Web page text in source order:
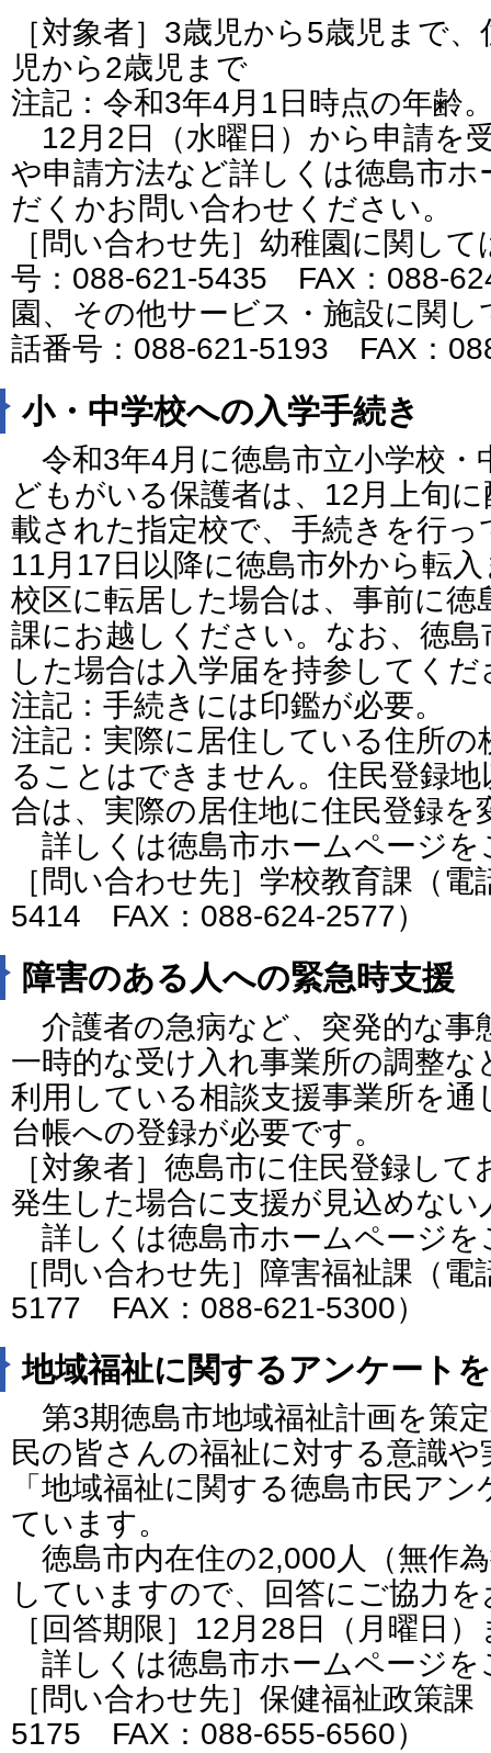
［対象者］3歳児から5歳児まで
児から2歳児まで
注記：令和3年4月1日時点の年齢
12月2日（水曜日）から申請を
や申請方法など詳しくは徳島市
だくかお問い合わせください。
［問い合わせ先］幼稚園に関し
号：088-621-5435 FAX：088-
園、その他サービス・施設に関
話番号：088-621-5193 FAX：
小・中学校への入学手続き
令和3年4月に徳島市立小学校・
どもがいる保護者は、12月上旬
載された指定校で、手続きを行
11月17日以降に徳島市外から転
校区に転居した場合は、事前に徳
課にお越しください。なお、徳
した場合は入学届を持参してくだ
注記：手続きには印鑑が必要。
注記：実際に居住している住所の
ることはできません。住民登録
合は、実際の居住地に住民登録を
詳しくは徳島市ホームページを
［問い合わせ先］学校教育課（
5414 FAX：088-624-2577）
障害のある人への緊急時支援
介護者の急病など、突発的な事
一時的な受け入れ事業所の調整
利用している相談支援事業所を通
台帳への登録が必要です。
［対象者］徳島市に住民登録し
発生した場合に支援が見込めない
詳しくは徳島市ホームページを
［問い合わせ先］障害福祉課（
5177 FAX：088-621-5300）
地域福祉に関するアンケート
第3期徳島市地域福祉計画を策
民の皆さんの福祉に対する意識
「地域福祉に関する徳島市民ア
ています。
徳島市内在住の2,000人（無作
していますので、回答にご協力
［回答期限］12月28日（月曜日）
詳しくは徳島市ホームページを
［問い合わせ先］保健福祉政策
5175 FAX：088-655-6560）